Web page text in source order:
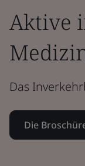
Aktive
Das
Die